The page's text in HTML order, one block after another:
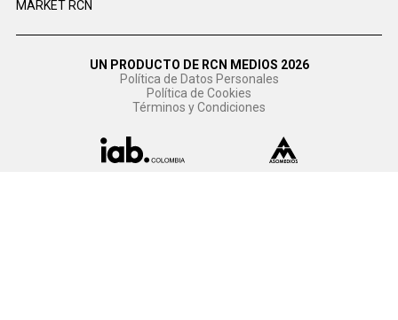
MARKET RCN
UN PRODUCTO DE RCN MEDIOS 2026
Política de Datos Personales
Política de Cookies
Términos y Condiciones